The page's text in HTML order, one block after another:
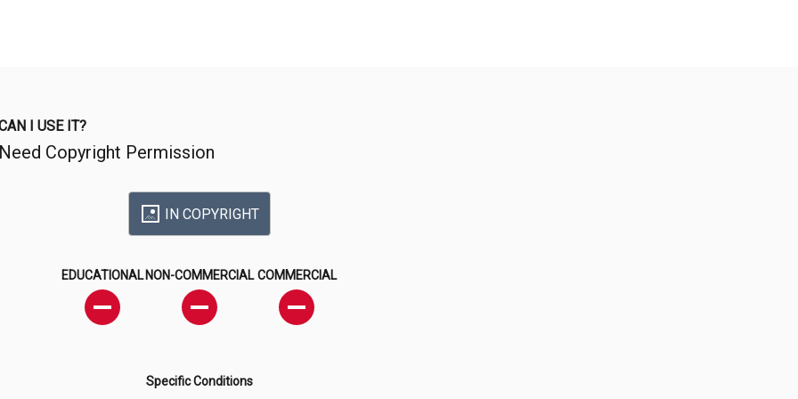
I USE IT?
Need Copyright Permission
IN COPYRIGHT
EDUCATIONAL NON-COMMERCIAL COMMERCIAL
Specific Conditions